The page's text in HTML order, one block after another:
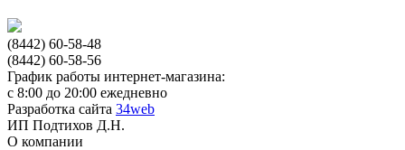
(8442) 60-58-48
(8442) 60-58-56
График работы интернет-магазина:
с 8:00 до 20:00 ежедневно
Разработка сайта 34web
ИП Подтихов Д.Н.
О компании